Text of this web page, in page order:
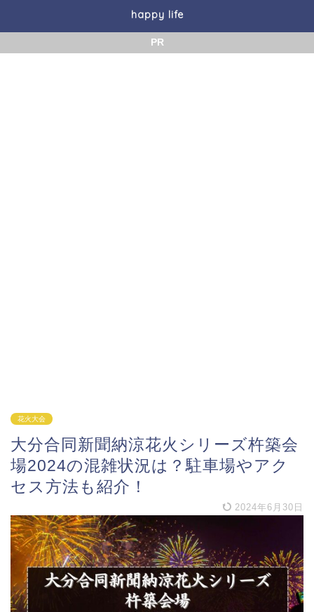
happy life
PR
花火大会
大分合同新聞納涼花火シリーズ杵築会
場2024の混雑状況は？駐車場やアク
セス方法も紹介！
2024年6月30日